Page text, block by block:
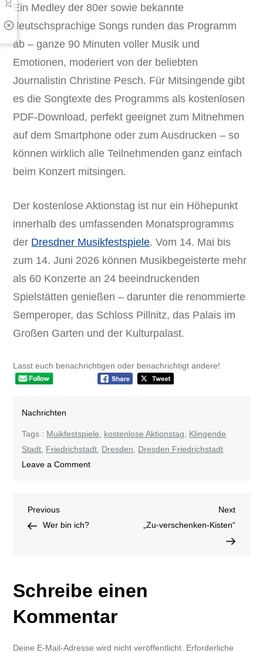
Ein Medley der 80er sowie bekannte
deutschsprachige Songs runden das Programm
ab – ganze 90 Minuten voller Musik und
Emotionen, moderiert von der beliebten
Journalistin Christine Pesch. Für Mitsingende gibt
es die Songtexte des Programms als kostenlosen
PDF-Download, perfekt geeignet zum Mitnehmen
auf dem Smartphone oder zum Ausdrucken – so
können wirklich alle Teilnehmenden ganz einfach
beim Konzert mitsingen.
Der kostenlose Aktionstag ist nur ein Höhepunkt
innerhalb des umfassenden Monatsprogramms
der Dresdner Musikfestspiele. Vom 14. Mai bis
zum 14. Juni 2026 können Musikbegeisterte mehr
als 60 Konzerte an 24 beeindruckenden
Spielstätten genießen – darunter die renommierte
Semperoper, das Schloss Pillnitz, das Palais im
Großen Garten und der Kulturpalast.
Lasst euch benachrichtigen oder benachrichtigt andere!
Nachrichten
Tags : Muikfestspiele, kostenlose Aktionstag, Klingende
Stadt, Friedrichstadt, Dresden, Dresden Friedrichstadt
Leave a Commenton
Beitragsnavigation
Previous
Post
Previous
Wer bin ich?
Next
Post
Next
„Zu-verschenken-Kisten“
Schreibe einen
Kommentar
Deine E-Mail-Adresse wird nicht veröffentlicht. Erforderliche